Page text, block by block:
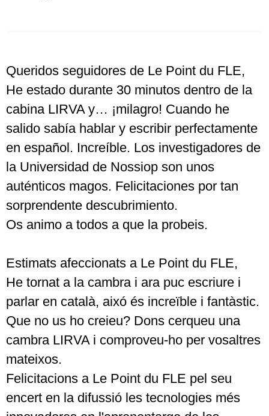
Queridos seguidores de Le Point du FLE,
He estado durante 30 minutos dentro de la
cabina LIRVA y… ¡milagro! Cuando he
salido sabía hablar y escribir perfectamente
en español. Increíble. Los investigadores de
la Universidad de Nossiop son unos
auténticos magos. Felicitaciones por tan
sorprendente descubrimiento.
Os animo a todos a que la probeis.
Estimats afeccionats a Le Point du FLE,
He tornat a la cambra i ara puc escriure i
parlar en català, aixó és increïble i fantàstic.
Que no us ho creieu? Dons cerqueu una
cambra LIRVA i comproveu-ho per vosaltres
mateixos.
Felicitacions a Le Point du FLE pel seu
encert en la difussió les tecnologies més